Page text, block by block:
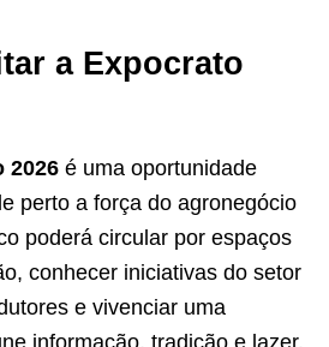
a Expocrato
2026 é uma oportunidade
perto a força do agronegócio
poderá circular por espaços
conhecer iniciativas do setor
e vivenciar uma
informação, tradição e lazer.